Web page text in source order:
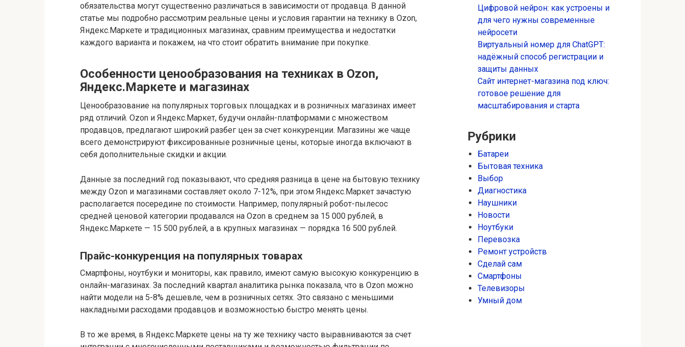
обязательства могут существенно различаться в зависимости от продавца. В данной
статье мы подробно рассмотрим реальные цены и условия гарантии на технику в Ozon,
Яндекс.Маркете и традиционных магазинах, сравним преимущества и недостатки
каждого варианта и покажем, на что стоит обратить внимание при покупке.
Особенности ценообразования на техниках в Ozon,
Яндекс.Маркете и магазинах
Ценообразование на популярных торговых площадках и в розничных магазинах имеет
ряд отличий. Ozon и Яндекс.Маркет, будучи онлайн-платформами с множеством
продавцов, предлагают широкий разбег цен за счет конкуренции. Магазины же чаще
всего демонстрируют фиксированные розничные цены, которые иногда включают в
себя дополнительные скидки и акции.
Данные за последний год показывают, что средняя разница в цене на бытовую технику
между Ozon и магазинами составляет около 7-12%, при этом Яндекс.Маркет зачастую
располагается посередине по стоимости. Например, популярный робот-пылесос
средней ценовой категории продавался на Ozon в среднем за 15 000 рублей, в
Яндекс.Маркете — 15 500 рублей, а в крупных магазинах — порядка 16 500 рублей.
Прайс-конкуренция на популярных товарах
Смартфоны, ноутбуки и мониторы, как правило, имеют самую высокую конкуренцию в
онлайн-магазинах. За последний квартал аналитика рынка показала, что в Ozon можно
найти модели на 5-8% дешевле, чем в розничных сетях. Это связано с меньшими
накладными расходами продавцов и возможностью быстро менять цены.
В то же время, в Яндекс.Маркете цены на ту же технику часто выравниваются за счет
Цифровой нейрон: как устроены и
для чего нужны современные
нейросети
Виртуальный номер для ChatGPT:
надёжный способ регистрации и
защиты данных
Сайт интернет-магазина под ключ:
готовое решение для
масштабирования и старта
Рубрики
Батареи
Бытовая техника
Выбор
Диагностика
Наушники
Новости
Ноутбуки
Перевозка
Ремонт устройств
Сделай сам
Смартфоны
Телевизоры
Умный дом